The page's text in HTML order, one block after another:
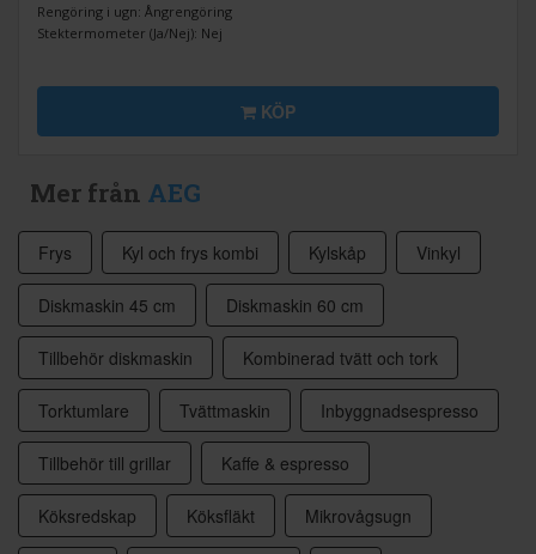
Rengöring i ugn: Ångrengöring
Stektermometer (Ja/Nej): Nej
KÖP
Mer från AEG
Frys Kyl och frys kombi Kylskåp Vinkyl
Diskmaskin 45 cm Diskmaskin 60 cm
Tillbehör diskmaskin Kombinerad tvätt och tork
Torktumlare Tvättmaskin Inbyggnadsespresso
Tillbehör till grillar Kaffe & espresso
Köksredskap Köksfläkt Mikrovågsugn